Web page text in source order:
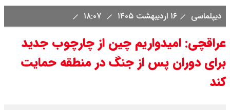
دیپلماسی ۱۶ اردیبهشت ۱۴۰۵
عراقچی: امیدواریم چین از چارچوب جدید
برای دوران پس از جنگ در منطقه حمایت
کند